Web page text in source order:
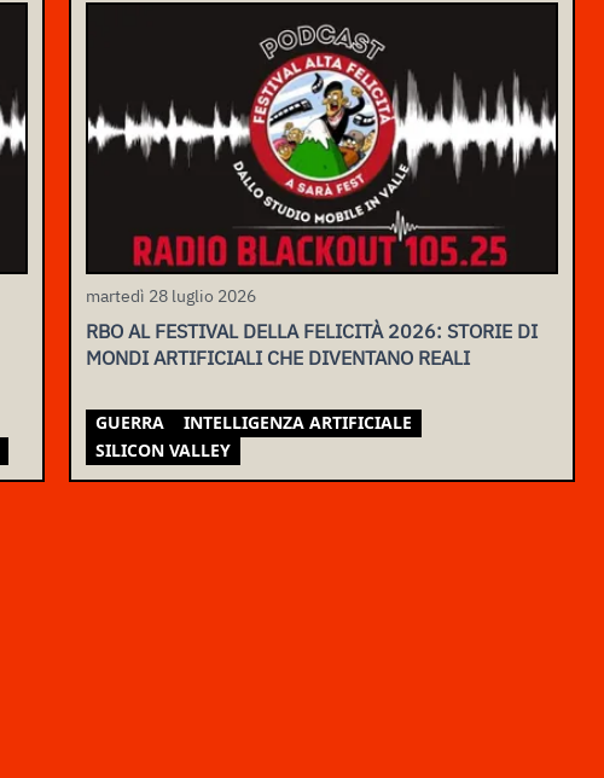
martedì 28 luglio 2026
RBO AL FESTIVAL DELLA FELICITÀ 2026: STORIE DI
MONDI ARTIFICIALI CHE DIVENTANO REALI
GUERRA
INTELLIGENZA ARTIFICIALE
SILICON VALLEY